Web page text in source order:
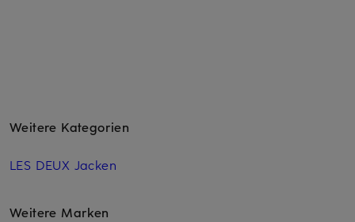
Weitere Kategorien
LES DEUX Jacken
Weitere Marken